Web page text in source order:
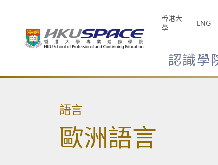
香港大
學
ENG
認識學
Main
語言
歐洲語言